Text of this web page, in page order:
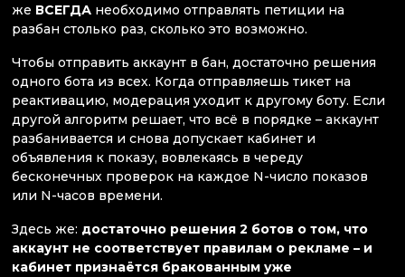
же ВСЕГДА необходимо отправлять петиции на
разбан столько раз, сколько это возможно.
Чтобы отправить аккаунт в бан, достаточно решения
одного бота из всех. Когда отправляешь тикет на
реактивацию, модерация уходит к другому боту. Если
другой алгоритм решает, что всё в порядке – аккаунт
разбанивается и снова допускает кабинет и
объявления к показу, вовлекаясь в череду
бесконечных проверок на каждое N-число показов
или N-часов времени.
Здесь же: достаточно решения 2 ботов о том, что
аккаунт не соответствует правилам о рекламе – и
кабинет признаётся бракованным уже